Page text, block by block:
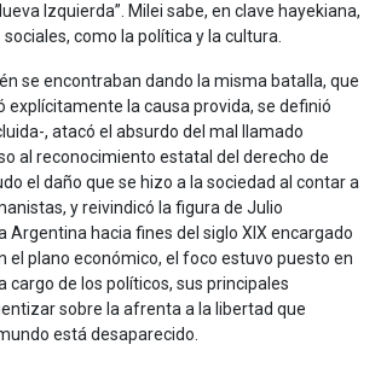
Izquierda”. Milei sabe, en clave hayekiana,
como la política y la cultura.
se encontraban dando la misma batalla, que
la causa provida, se definió
, atacó el absurdo del mal llamado
al reconocimiento estatal del derecho de
el daño que se hizo a la sociedad al contar a
y reivindicó la figura de Julio
hacia fines del siglo XIX encargado
el plano económico, el foco estuvo puesto en
de los políticos, sus principales
sobre la afrenta a la libertad que
está desaparecido.